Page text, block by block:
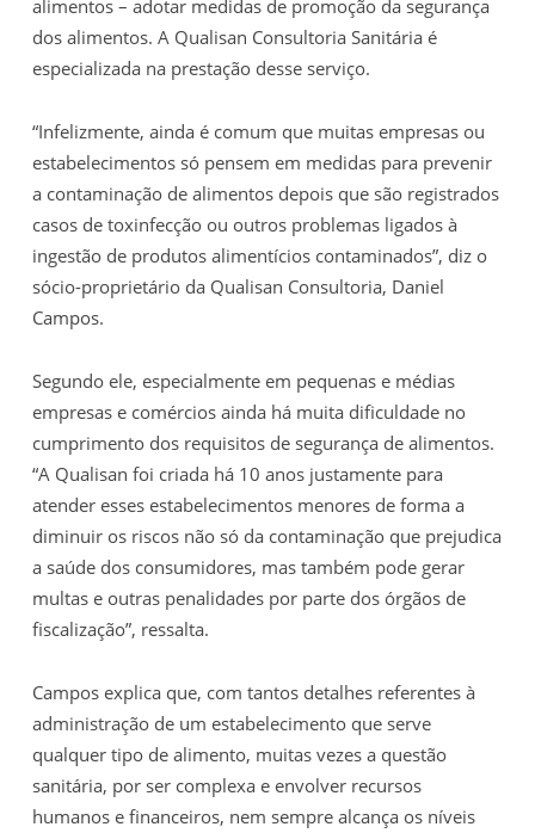
alimentos – adotar medidas de promoção da segurança
dos alimentos. A Qualisan Consultoria Sanitária é
especializada na prestação desse serviço.
“Infelizmente, ainda é comum que muitas empresas ou
estabelecimentos só pensem em medidas para prevenir
a contaminação de alimentos depois que são registrados
casos de toxinfecção ou outros problemas ligados à
ingestão de produtos alimentícios contaminados”, diz o
sócio-proprietário da Qualisan Consultoria, Daniel
Campos.
Segundo ele, especialmente em pequenas e médias
empresas e comércios ainda há muita dificuldade no
cumprimento dos requisitos de segurança de alimentos.
“A Qualisan foi criada há 10 anos justamente para
atender esses estabelecimentos menores de forma a
diminuir os riscos não só da contaminação que prejudica
a saúde dos consumidores, mas também pode gerar
multas e outras penalidades por parte dos órgãos de
fiscalização”, ressalta.
Campos explica que, com tantos detalhes referentes à
administração de um estabelecimento que serve
qualquer tipo de alimento, muitas vezes a questão
sanitária, por ser complexa e envolver recursos
humanos e financeiros, nem sempre alcança os níveis